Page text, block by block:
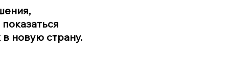
новую страну.